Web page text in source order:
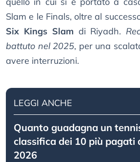
Slam e le Finals, oltre al
Six Kings Slam di Riyadh.
battuto nel 2025, per una
avere interruzioni.
LEGGI ANCHE
Quanto guadagna un
classifica dei 10 più pagati
2026